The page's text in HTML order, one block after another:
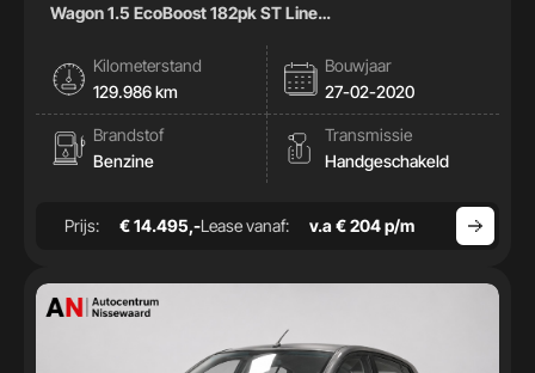
Wagon 1.5 EcoBoost 182pk ST Line
Kilometerstand
129.986 km
Bouwjaar
27-02-2020
Brandstof
Benzine
Transmissie
Handgeschakeld
Prijs: € 14.495,-Lease vanaf: v.a € 204 p/m